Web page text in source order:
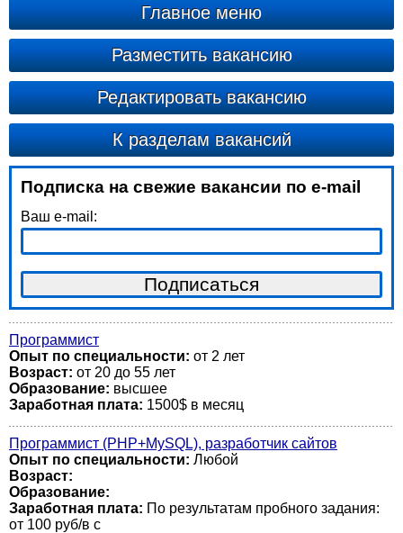
Главное меню
Разместить вакансию
Редактировать вакансию
К разделам вакансий
Подписка на свежие вакансии по e-mail
Ваш e-mail:
Программист
Опыт по специальности: от 2 лет
Возраст: от 20 до 55 лет
Образование: высшее
Заработная плата: 1500$ в месяц
Программист (PHP+MySQL), разработчик сайтов
Опыт по специальности: Любой
Возраст:
Образование:
Заработная плата: По результатам пробного задания:
от 100 руб/в с